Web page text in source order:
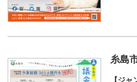
糸島
【ジ